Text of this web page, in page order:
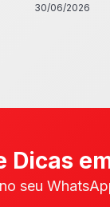
30/06/2026
Dicas
seu